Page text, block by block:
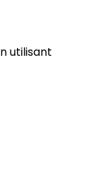
utilisant